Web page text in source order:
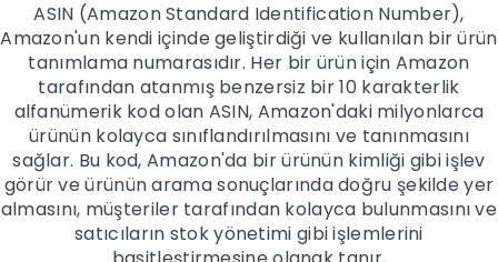
ASIN (Amazon Standard Identification Number),
Amazon'un kendi içinde geliştirdiği ve kullanılan bir ürün
tanımlama numarasıdır. Her bir ürün için Amazon
tarafından atanmış benzersiz bir 10 karakterlik
alfanümerik kod olan ASIN, Amazon'daki milyonlarca
ürünün kolayca sınıflandırılmasını ve tanınmasını
sağlar. Bu kod, Amazon'da bir ürünün kimliği gibi işlev
görür ve ürünün arama sonuçlarında doğru şekilde yer
almasını, müşteriler tarafından kolayca bulunmasını ve
satıcıların stok yönetimi gibi işlemlerini